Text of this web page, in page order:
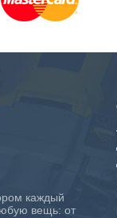
каждый
вещь: от